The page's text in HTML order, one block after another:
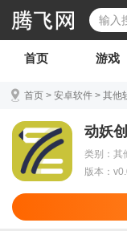
首页 游戏
首页 > 安卓软件 > 其他
动妖
类别：其
版本：